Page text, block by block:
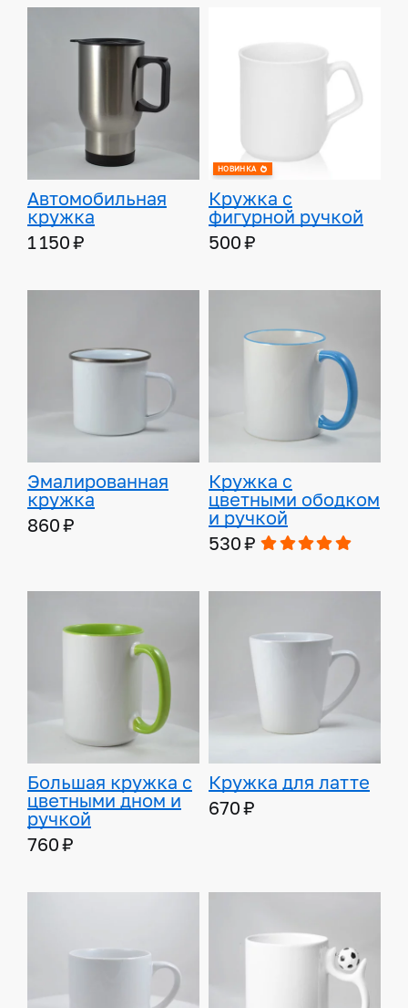
Автомобильная
кружка
1 150 ₽
НОВИНКА
Кружка с
фигурной ручкой
500 ₽
Эмалированная
кружка
860 ₽
Кружка с
цветными ободком
и ручкой
530 ₽
Большая кружка с
цветными дном и
ручкой
760 ₽
Кружка для латте
670 ₽